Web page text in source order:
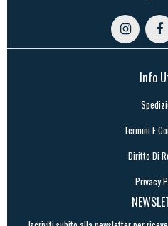
Info
Termini E
Diritto Di
Privacy